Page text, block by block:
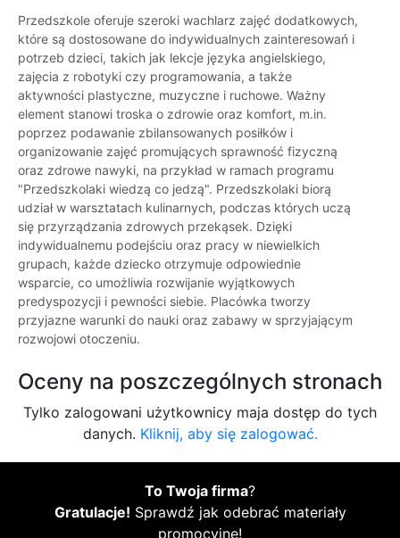
Przedszkole oferuje szeroki wachlarz zajęć dodatkowych,
które są dostosowane do indywidualnych zainteresowań i
potrzeb dzieci, takich jak lekcje języka angielskiego,
zajęcia z robotyki czy programowania, a także
aktywności plastyczne, muzyczne i ruchowe. Ważny
element stanowi troska o zdrowie oraz komfort, m.in.
poprzez podawanie zbilansowanych posiłków i
organizowanie zajęć promujących sprawność fizyczną
oraz zdrowe nawyki, na przykład w ramach programu
"Przedszkolaki wiedzą co jedzą". Przedszkolaki biorą
udział w warsztatach kulinarnych, podczas których uczą
się przyrządzania zdrowych przekąsek. Dzięki
indywidualnemu podejściu oraz pracy w niewielkich
grupach, każde dziecko otrzymuje odpowiednie
wsparcie, co umożliwia rozwijanie wyjątkowych
predyspozycji i pewności siebie. Placówka tworzy
przyjazne warunki do nauki oraz zabawy w sprzyjającym
rozwojowi otoczeniu.
Oceny na poszczególnych stronach
Tylko zalogowani użytkownicy maja dostęp do tych
danych. Kliknij, aby się zalogować.
To Twoja firma?
Gratulacje! Sprawdź jak odebrać materiały
promocyjne!